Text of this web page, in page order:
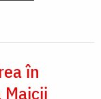
în
Maicii